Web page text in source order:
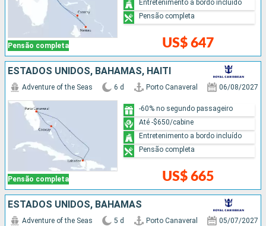
Pensão completa US$ 647
Entretenimento a bordo incluído
Pensão completa
ESTADOS UNIDOS, BAHAMAS, HAITI
Pensão completa
Adventure of the Seas 6 d Porto Canaveral 06/08/2027
US$ 665
-60% no segundo passageiro
Até -$650/cabine
Entretenimento a bordo incluído
Pensão completa
ESTADOS UNIDOS, BAHAMAS
Adventure of the Seas 5 d Porto Canaveral 05/07/2027